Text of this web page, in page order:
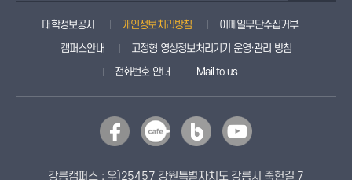
대학정보공시 개인정보처리방침
이메일무단수집거부
캠퍼스안내
고정형 영상정보처리기기 운영·관리 방침
전화번호 안내
Mail to us
강릉캠퍼스 : 우)25457 강원특별자치도 강릉시 죽헌길 7